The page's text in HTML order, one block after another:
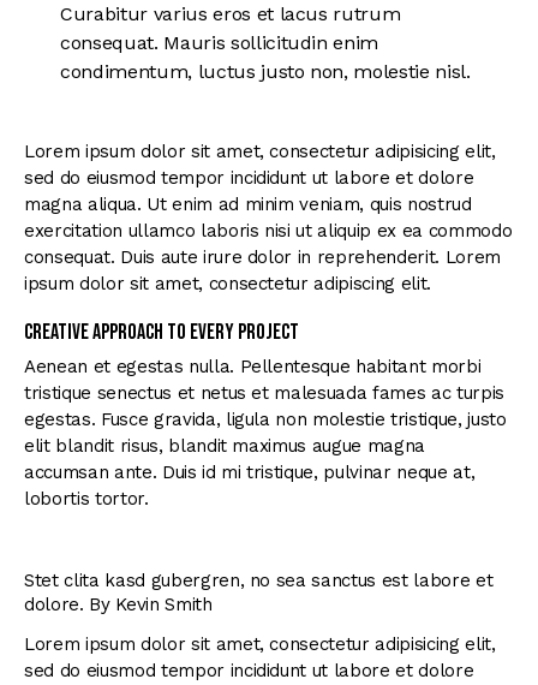
Curabitur varius eros et lacus rutrum
consequat. Mauris sollicitudin enim
condimentum, luctus justo non, molestie nisl.
Lorem ipsum dolor sit amet, consectetur adipisicing elit,
sed do eiusmod tempor incididunt ut labore et dolore
magna aliqua. Ut enim ad minim veniam, quis nostrud
exercitation ullamco laboris nisi ut aliquip ex ea commodo
consequat. Duis aute irure dolor in reprehenderit. Lorem
ipsum dolor sit amet, consectetur adipiscing elit.
Creative approach to every project
Aenean et egestas nulla. Pellentesque habitant morbi
tristique senectus et netus et malesuada fames ac turpis
egestas. Fusce gravida, ligula non molestie tristique, justo
elit blandit risus, blandit maximus augue magna
accumsan ante. Duis id mi tristique, pulvinar neque at,
lobortis tortor.
Stet clita kasd gubergren, no sea sanctus est labore et
dolore. By Kevin Smith
Lorem ipsum dolor sit amet, consectetur adipisicing elit,
sed do eiusmod tempor incididunt ut labore et dolore